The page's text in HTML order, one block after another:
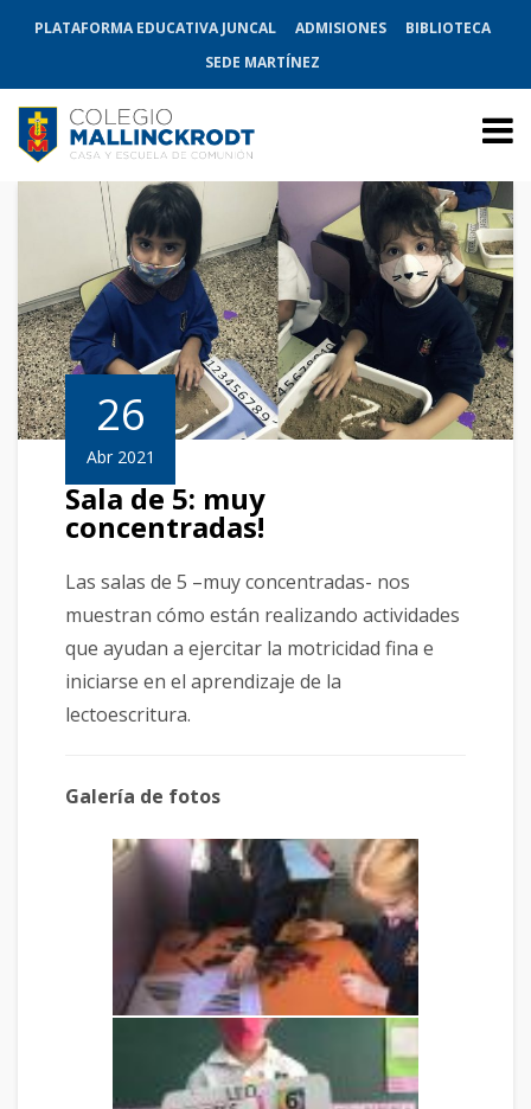
PLATAFORMA EDUCATIVA JUNCAL ADMISIONES
BIBLIOTECA
SEDE MARTÍNEZ
26
Abr 2021
Sala de 5: muy
concentradas!
Las salas de 5 –muy concentradas- nos
muestran cómo están realizando actividades
que ayudan a ejercitar la motricidad fina e
iniciarse en el aprendizaje de la
lectoescritura.
Galería de fotos